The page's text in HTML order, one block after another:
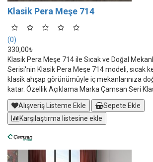
Klasik Pera Meşe 714
(0)
330,00₺
Klasik Pera Meşe 714 ile Sıcak ve Doğal
Serisi'nin Klasik Pera Meşe 714 modeli, sıcak
klasik ahşap görünümüyle iç mekanlarınıza
katar. Özellik Açıklama Marka Çamsan Seri
Alışveriş Listeme Ekle
Sepete Ekle
Karşılaştırma listesine ekle